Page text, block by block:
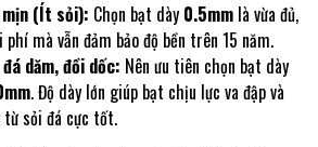
(Ít sỏi): Chọn bạt dày 0.5mm là vừa đủ,
mà vẫn đảm bảo độ bền trên 15 năm.
dăm, đồi dốc: Nên ưu tiên chọn bạt dày
. Độ dày lớn giúp bạt chịu lực va đập và
sỏi đá cực tốt.